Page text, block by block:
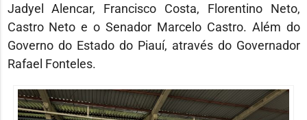
Jadyel Alencar, Francisco Costa, Florentino Neto,
Castro Neto e o Senador Marcelo Castro. Além do
Governo do Estado do Piauí, através do Governador
Rafael Fonteles.